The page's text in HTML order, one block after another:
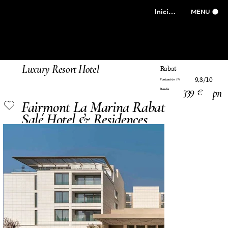
Iniciar sesiónMENU
Luxury Resort Hotel Rabat
Desde 339 € pn
PuntuaciónPM 9,3/10
Fairmont La Marina Rabat
Salé Hotel & Residences